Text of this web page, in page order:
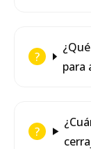
para